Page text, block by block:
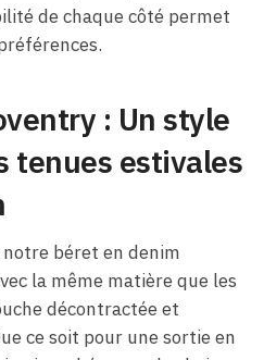
de chaque côté permet
: Un style
tenues estivales
béret en denim
la même matière que les
décontractée et
ce soit pour une sortie en